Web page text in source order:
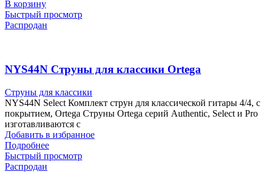
В корзину
Быстрый просмотр
Распродан
NYS44N Струны для классики Ortega
Струны для классики
NYS44N Select Комплект струн для классической гитары 4/4, с
покрытием, Ortega Струны Ortega серий Authentic, Select и Pro
изготавливаются с
Добавить в избранное
Подробнее
Быстрый просмотр
Распродан